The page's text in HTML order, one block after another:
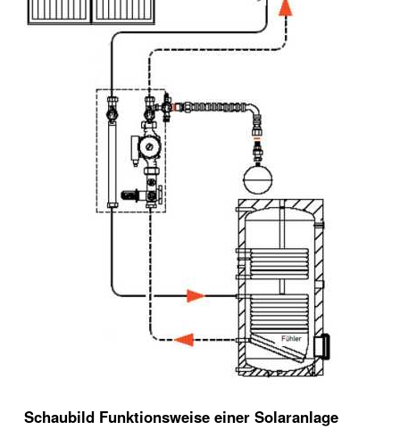
Schaubild Funktionsweise einer Solaranlage